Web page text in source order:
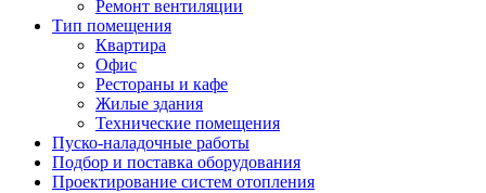
Ремонт вентиляции
Тип помещения
Квартира
Офис
Рестораны и кафе
Жилые здания
Технические помещения
Пуско-наладочные работы
Подбор и поставка оборудования
Проектирование систем отопления